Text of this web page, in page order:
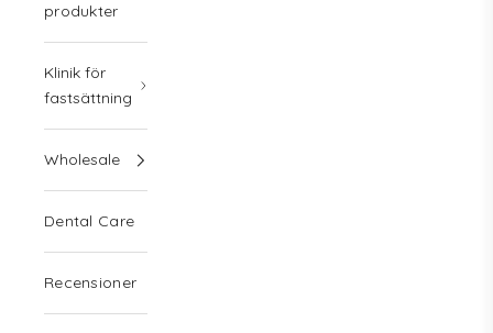
produkter
Klinik för
fastsättning
Wholesale
Dental Care
Recensioner